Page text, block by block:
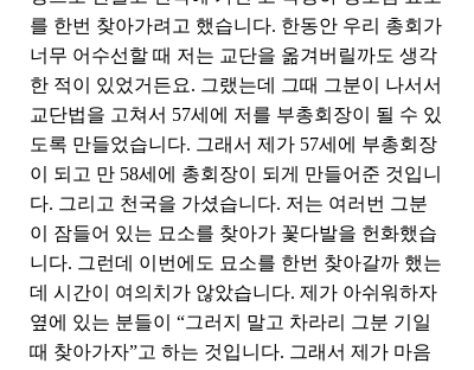
를 한번 찾아가려고 했습니다. 한동안 우리 총회가
너무 어수선할 때 저는 교단을 옮겨버릴까도 생각
한 적이 있었거든요. 그랬는데 그때 그분이 나서서
교단법을 고쳐서 57세에 저를 부총회장이 될 수 있
도록 만들었습니다. 그래서 제가 57세에 부총회장
이 되고 만 58세에 총회장이 되게 만들어준 것입니
다. 그리고 천국을 가셨습니다. 저는 여러번 그분
이 잠들어 있는 묘소를 찾아가 꽃다발을 헌화했습
니다. 그런데 이번에도 묘소를 한번 찾아갈까 했는
데 시간이 여의치가 않았습니다. 제가 아쉬워하자
옆에 있는 분들이 “그러지 말고 차라리 그분 기일
때 찾아가자”고 하는 것입니다. 그래서 제가 마음